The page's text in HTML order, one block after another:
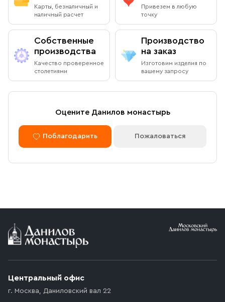
Карты, безналичный и
наличный расчет
Привезем в любую
точку
Собственные
производства
Качество проверенное
столетиями
Производство
на заказ
Изготовим изделия по
вашему запросу
Оцените Данилов монастырь
Поблагодарить Пожаловаться
Центральный офис
г. Москва, Даниловский вал 22